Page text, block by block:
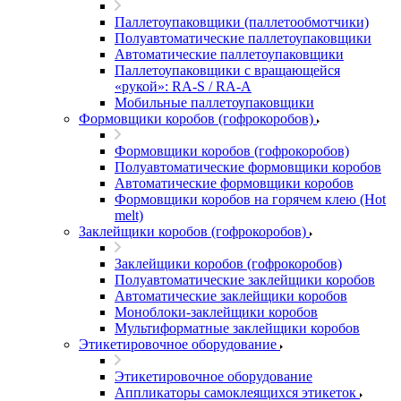
Паллетоупаковщики (паллетообмотчики)
Полуавтоматические паллетоупаковщики
Автоматические паллетоупаковщики
Паллетоупаковщики с вращающейся
«рукой»: RA-S / RA-A
Мобильные паллетоупаковщики
Формовщики коробов (гофрокоробов)
Формовщики коробов (гофрокоробов)
Полуавтоматические формовщики коробов
Автоматические формовщики коробов
Формовщики коробов на горячем клею (Hot
melt)
Заклейщики коробов (гофрокоробов)
Заклейщики коробов (гофрокоробов)
Полуавтоматические заклейщики коробов
Автоматические заклейщики коробов
Моноблоки-заклейщики коробов
Мультиформатные заклейщики коробов
Этикетировочное оборудование
Этикетировочное оборудование
Аппликаторы самоклеящихся этикеток